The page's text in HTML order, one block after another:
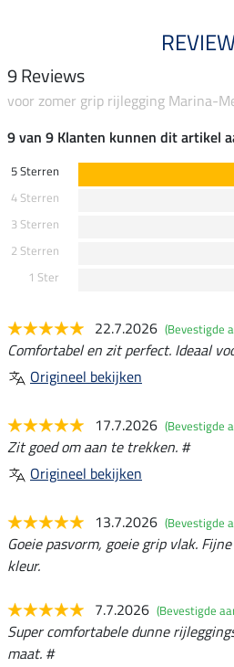
9 Reviews
voor zomer grip rijlegging Marina-
9 van 9 Klanten kunnen dit artikel
5 Sterren
4 Sterren
3 Sterren
2 Sterren
1 Ster
22.7.2026 (Bevestigde
Comfortabel en zit perfect. Ideaal
Origineel bekijken
17.7.2026 (Bevestigde
Zit goed om aan te trekken. #
Origineel bekijken
13.7.2026 (Bevestigde
Goeie pasvorm, goeie grip vlak.
kleur.
7.7.2026 (Bevestigde
Super comfortabele dunne
maat. #